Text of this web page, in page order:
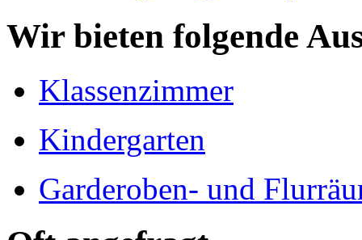
Wir bieten folgende
Klassenzimmer
Kindergarten
Garderoben- und